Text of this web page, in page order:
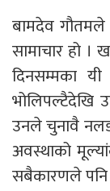
बामदेव
सामाचार हो ।
दिनसम्मका
भोलिपल्टैदेखि
उनले चुनावै
अवस्थाको
सबैकारणले पनि